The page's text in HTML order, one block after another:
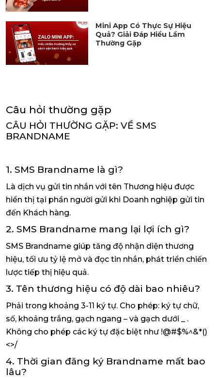
Mini App Có Thực Sự Hiệu
Quả? Giải Đáp Hiểu Lầm
Thường Gặp
Câu hỏi thường gặp
CÂU HỎI THƯỜNG GẶP: VỀ SMS
BRANDNAME
1. SMS Brandname là gì?
Là dịch vụ gửi tin nhắn với tên Thương hiệu được
hiển thị tại phần người gửi khi Doanh nghiệp gửi tin
đến Khách hàng.
2. SMS Brandname mang lại lợi ích gì?
SMS Brandname giúp tăng độ nhận diện thương
hiệu, tối ưu tỷ lệ mở và đọc tin nhắn, phát triển chiến
lược tiếp thị hiệu quả.
3. Tên thương hiệu có độ dài bao nhiêu?
Phải trong khoảng 3-11 ký tự. Cho phép: ký tự chữ,
số, khoảng trắng, gạch ngang – và gạch dưới _ .
Không cho phép các ký tự đặc biệt như !@#$%^&*()
<>/
4. Thời gian đăng ký Brandname mất bao
lâu?